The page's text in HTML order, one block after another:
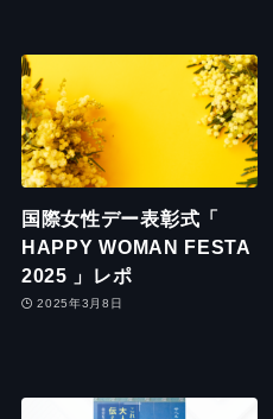
国際女性デー表彰式「
HAPPY WOMAN FESTA
2025 」レポ
2025年3月8日